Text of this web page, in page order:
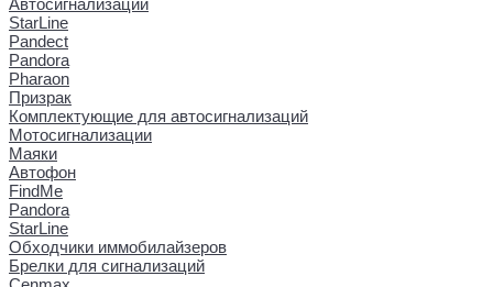
StarLine
Pandect
Pandora
Pharaon
Призрак
Комплектующие для автосигнализаций
Мотосигнализации
Маяки
Автофон
FindMe
Pandora
StarLine
Обходчики иммобилайзеров
Брелки для сигнализаций